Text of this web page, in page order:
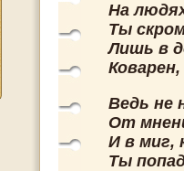
На
Ты
Лишь в
Ведь не
От
И в миг,
Ты